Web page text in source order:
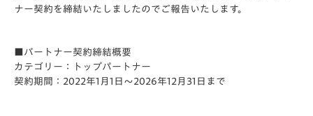
ナー契約を締結いたしましたのでご報告いたします。
■パートナー契約締結概要
カテゴリー：トップパートナー
契約期間：2022年1月1日～2026年12月31日まで